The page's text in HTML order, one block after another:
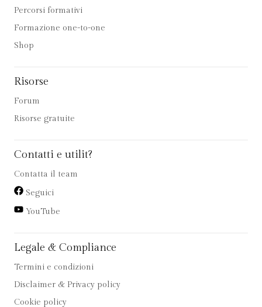
Percorsi formativi
Formazione one-to-one
Shop
Risorse
Forum
Risorse gratuite
Contatti e utilit?
Contatta il team
Seguici
YouTube
Legale & Compliance
Termini e condizioni
Disclaimer & Privacy policy
Cookie policy